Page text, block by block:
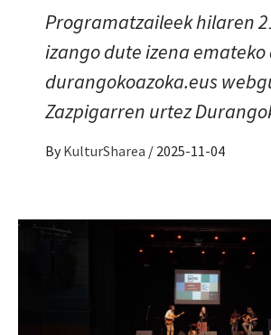
Programatzaileek hilaren
izango dute izena emateko
durangokoazoka.eus
Zazpigarren urtez
By KulturSharea / 2025-11-04